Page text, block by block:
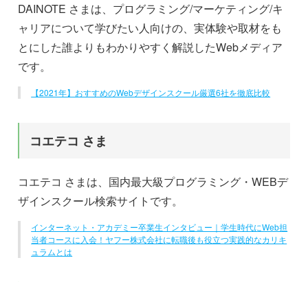
DAINOTE さまは、プログラミング/マーケティング/キ
ャリアについて学びたい人向けの、実体験や取材をも
とにした誰よりもわかりやすく解説したWebメディア
です。
【2021年】おすすめのWebデザインスクール厳選6社を徹底比較
コエテコ さま
コエテコ さまは、国内最大級プログラミング・WEBデ
ザインスクール検索サイトです。
インターネット・アカデミー卒業生インタビュー｜学生時代にWeb担
当者コースに入会！ヤフー株式会社に転職後も役立つ実践的なカリキ
ュラムとは